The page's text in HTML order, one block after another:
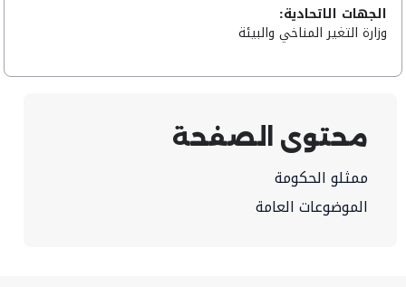
الجهات الاتحادية:
وزارة التغير المناخي والبيئة
محتوى الصفحة
ممثلو الحكومة
الموضوعات العامة